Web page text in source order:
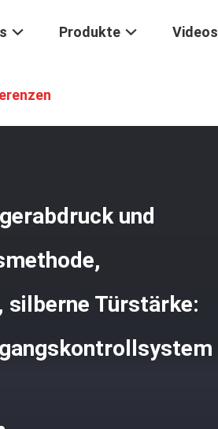
Produkte Videos
und
Türstärke: